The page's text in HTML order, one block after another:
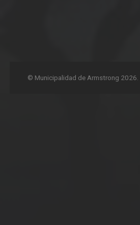
© Municipalidad de Armstrong 2026.